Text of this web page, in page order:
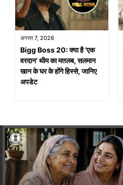
अगस्त 7, 2026
Bigg Boss 20: क्या है ‘एक
वरदान’ थीम का मतलब, सलमान
खान के घर के होंगे हिस्से, जानिए
अपडेट